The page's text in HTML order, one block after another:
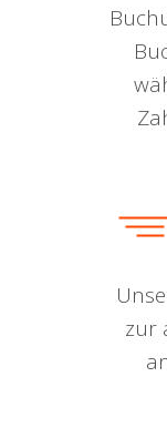
zur